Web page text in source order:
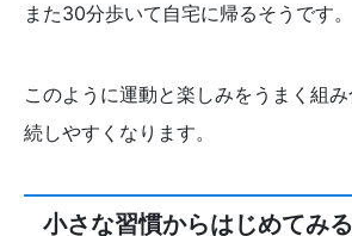
また30分歩いて自宅に帰るそうです。
このように運動と楽しみをうまく組
続しやすくなります。
小さな習慣からはじめてみる